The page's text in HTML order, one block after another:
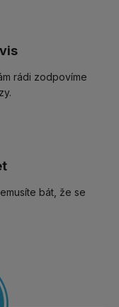
rádi zodpovíme
bát, že se